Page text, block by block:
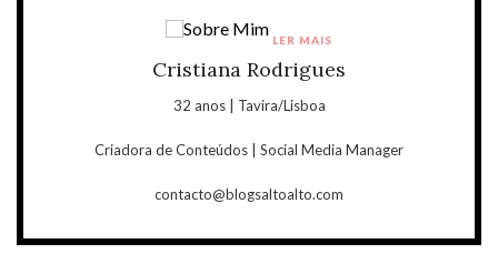
Cristiana Rodrigues
32 anos | Tavira/Lisboa
Criadora de Conteúdos | Social Media Manager
contacto@blogsaltoalto.com
LER MAIS